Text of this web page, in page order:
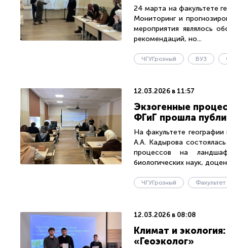
24 марта на факультете
Мониторинг и
мероприятия являлось
рекомендаций, но...
ЧГУГрозный ВУЗ
12.03.2026 в 11:57
Экзогенные
ФГиГ прошла
На факультете географии
А.А. Кадырова
процессов на
биологических наук,
ЧГУГрозный
12.03.2026 в 08:08
Климат и
«Геоэколог»